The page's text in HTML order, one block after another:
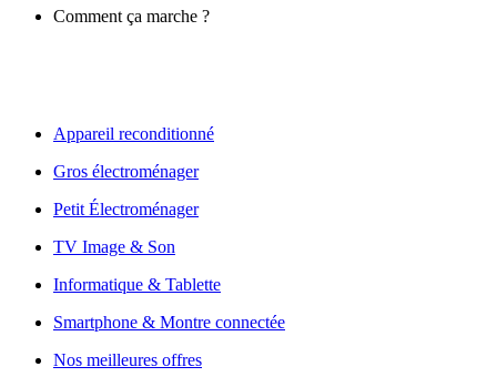
Comment ça marche ?
Appareil reconditionné
Gros électroménager
Petit Électroménager
TV Image & Son
Informatique & Tablette
Smartphone & Montre connectée
Nos meilleures offres